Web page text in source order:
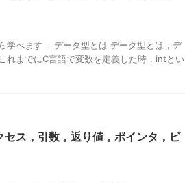
学べます． データ型とは データ型とは，デ
れまでにC言語で変数を定義した時，intとい
セス，引数，返り値，ポインタ，ビ